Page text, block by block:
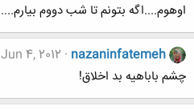
اوهوم....اگه بتونم تا شب دووم بیارم....
nazaninfatemeh
Jun 4, 2012
چشم باباهيه بد اخلاق!